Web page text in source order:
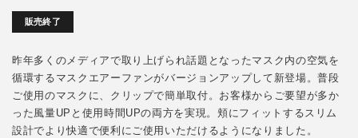
販売終了
昨年多くのメディアで取り上げられ話題となったマスク内の空気を
循環するマスクエアーファンがバージョンアップして新登場。普段
ご使用のマスクに、クリップで簡単取付。お客様からご要望が多か
った風量UPと使用時間UPの両方を実現。頬にフィットするスリム
設計でより快適で便利にご使用いただけるようになりました。